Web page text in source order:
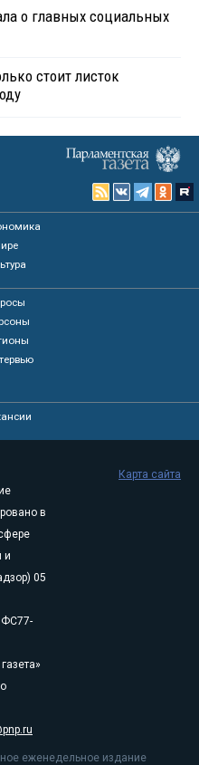
о главных социальных
стоит листок
в
и
05
ФС77-
еженедельное издание
Карта сайта